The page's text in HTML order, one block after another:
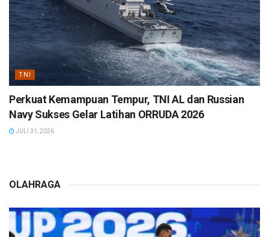
TNI
Perkuat Kemampuan Tempur, TNI AL dan Russian
Navy Sukses Gelar Latihan ORRUDA 2026
JULI 31, 2026
OLAHRAGA